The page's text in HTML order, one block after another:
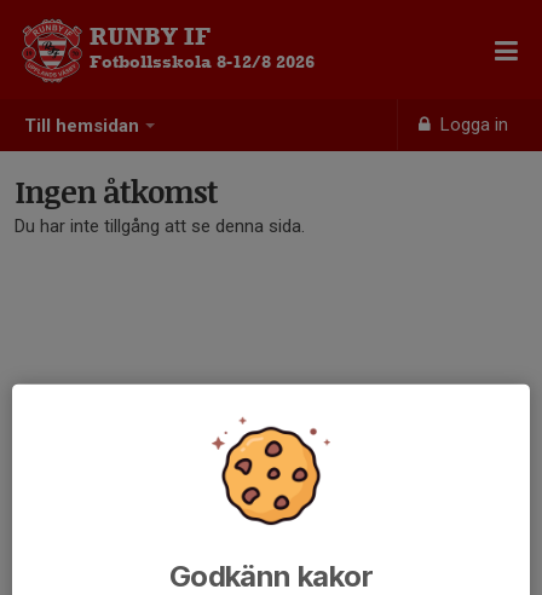
Till hemsidan Logga in
RUNBY IF
Fotbollsskola 8-12/8 2026
Ingen åtkomst
Du har inte tillgång att se denna sida.
Godkänn kakor